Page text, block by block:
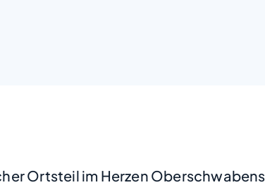
Ortsteil im Herzen